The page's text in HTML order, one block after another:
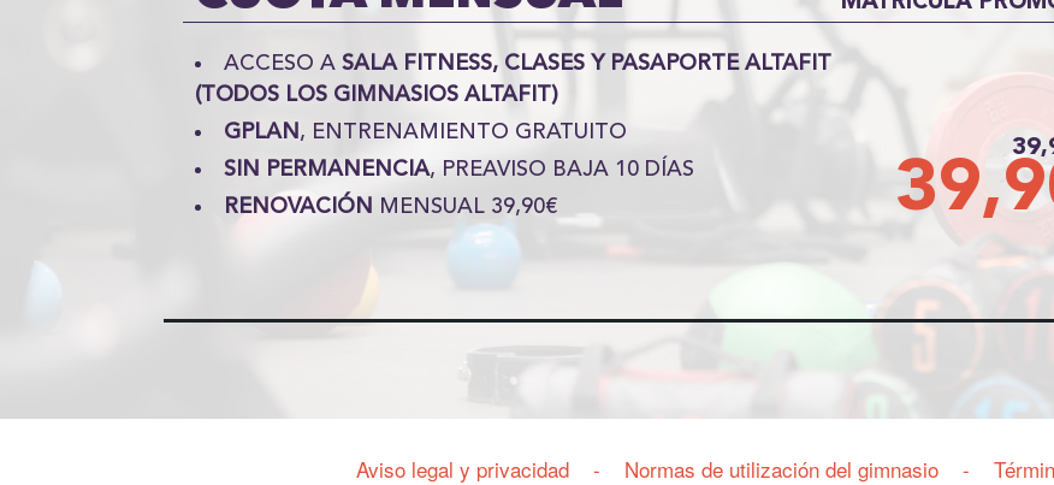
ACCESO A SALA FITNESS, CLASES Y PASAPORTE ALTAFIT
(TODOS LOS GIMNASIOS ALTAFIT)
GPLAN , ENTRENAMIENTO GRATUITO
SIN PERMANENCIA, PREAVISO BAJA 10 DÍAS
RENOVACIÓN
MENSUAL 39,90€
Aviso legal y privacidad - Normas de utilización del gimnasio -